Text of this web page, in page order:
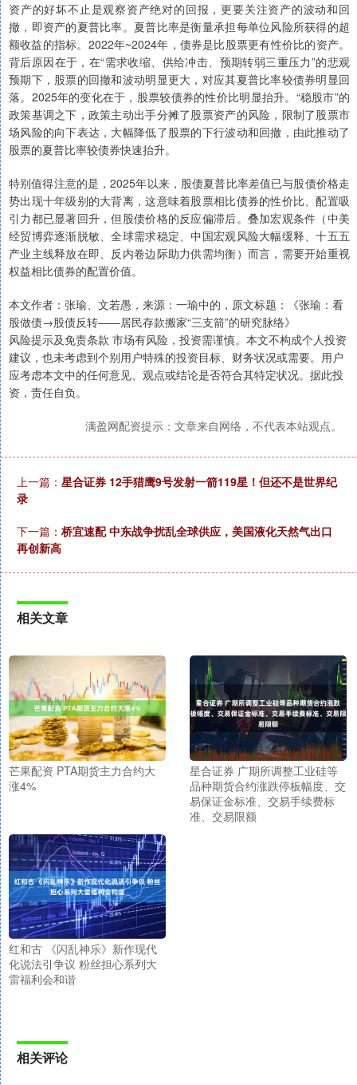
资产的好坏不止是观察资产绝对的回报，更要关注资产的波动和回
撤，即资产的夏普比率。夏普比率是衡量承担每单位风险所获得的超
额收益的指标。2022年~2024年，债券是比股票更有性价比的资产。
背后原因在于，在“需求收缩、供给冲击、预期转弱三重压力”的悲观
预期下，股票的回撤和波动明显更大，对应其夏普比率较债券明显回
落。2025年的变化在于，股票较债券的性价比明显抬升。“稳股市”的
政策基调之下，政策主动出手分摊了股票资产的风险，限制了股票市
场风险的向下表达，大幅降低了股票的下行波动和回撤，由此推动了
股票的夏普比率较债券快速抬升。
特别值得注意的是，2025年以来，股债夏普比率差值已与股债价格走
势出现十年级别的大背离，这意味着股票相比债券的性价比、配置吸
引力都已显著回升，但股债价格的反应偏滞后。叠加宏观条件（中美
经贸博弈逐渐脱敏、全球需求稳定、中国宏观风险大幅缓释、十五五
产业主线释放在即、反内卷边际助力供需均衡）而言，需要开始重视
权益相比债券的配置价值。
本文作者：张瑜、文若愚，来源：一瑜中的，原文标题：《张瑜：看
股做债→股债反转——居民存款搬家“三支箭”的研究脉络》
风险提示及免责条款 市场有风险，投资需谨慎。本文不构成个人投资
建议，也未考虑到个别用户特殊的投资目标、财务状况或需要。用户
应考虑本文中的任何意见、观点或结论是否符合其特定状况。据此投
资，责任自负。
满盈网配资提示：文章来自网络，不代表本站观点。
上一篇： 星合证券 12手猎鹰9号发射一箭119星！但还不是世界纪
录
下一篇： 桥宜速配 中东战争扰乱全球供应，美国液化天然气出口
再创新高
相关文章
芒果配资 PTA期货主力合约大
涨4%
星合证券 广期所调整工业硅等
品种期货合约涨跌停板幅度、交
易保证金标准、交易手续费标
准、交易限额
红和古 《闪乱神乐》新作现代
化说法引争议 粉丝担心系列大
雷福利会和谐
相关评论